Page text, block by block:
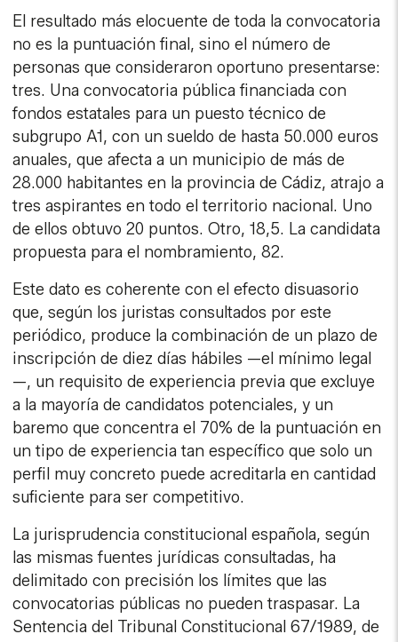
El resultado más elocuente de toda la convocatoria
no es la puntuación final, sino el número de
personas que consideraron oportuno presentarse:
tres. Una convocatoria pública financiada con
fondos estatales para un puesto técnico de
subgrupo A1, con un sueldo de hasta 50.000 euros
anuales, que afecta a un municipio de más de
28.000 habitantes en la provincia de Cádiz, atrajo a
tres aspirantes en todo el territorio nacional. Uno
de ellos obtuvo 20 puntos. Otro, 18,5. La candidata
propuesta para el nombramiento, 82.
Este dato es coherente con el efecto disuasorio
que, según los juristas consultados por este
periódico, produce la combinación de un plazo de
inscripción de diez días hábiles —el mínimo legal
—, un requisito de experiencia previa que excluye
a la mayoría de candidatos potenciales, y un
baremo que concentra el 70% de la puntuación en
un tipo de experiencia tan específico que solo un
perfil muy concreto puede acreditarla en cantidad
suficiente para ser competitivo.
La jurisprudencia constitucional española, según
las mismas fuentes jurídicas consultadas, ha
delimitado con precisión los límites que las
convocatorias públicas no pueden traspasar. La
Sentencia del Tribunal Constitucional 67/1989, de